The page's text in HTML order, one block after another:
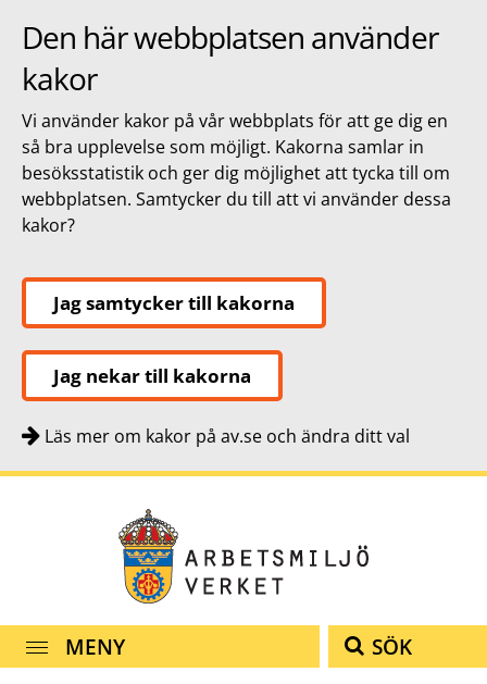
Den här webbplatsen använder
kakor
Vi använder kakor på vår webbplats för att ge dig en
så bra upplevelse som möjligt. Kakorna samlar in
besöksstatistik och ger dig möjlighet att tycka till om
webbplatsen. Samtycker du till att vi använder dessa
kakor?
Jag samtycker till kakorna
Jag nekar till kakorna
Läs mer om kakor på av.se och ändra ditt val
MENY SÖK